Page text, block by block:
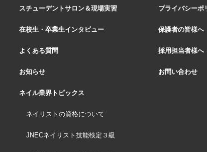
スチューデントサロン＆現場実習
在校生・卒業生インタビュー
よくある質問
お知らせ
ネイル業界トピックス
ネイリストの資格について
JNECネイリスト技能検定３級
プライバシーポ
保護者の皆様へ
採用担当者様へ
お問い合わせ